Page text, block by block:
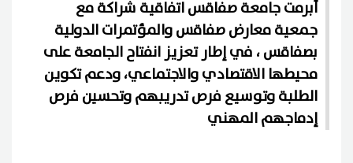
أبرمت جامعة صفاقس اتفاقية شراكة مع
جمعية معارض صفاقس والمؤتمرات الدولية
بصفاقس ، في إطار تعزيز انفتاح الجامعة على
محيطها الاقتصادي والاجتماعي، ودعم تكوين
الطلبة وتوسيع فرص تدريبهم وتحسين فرص
إدماجهم المهني